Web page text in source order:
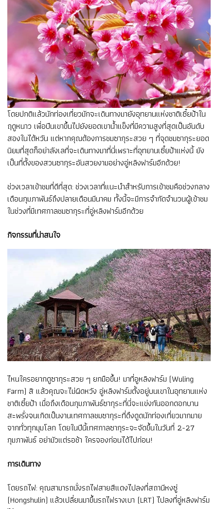
โดยปกติแล้วนักท่องเที่ยวมักจะเดินทางมายังอุทยานแห่งชาติเซี๋ยป้าใน
ฤดูหนาว เพื่อปีนเขาขึ้นไปยังยอดเขาน้ำแข็งที่มีความสูงที่สุดเป็นอันดับ
สองในไต้หวัน แต่หากคุณต้องการชมซากุระสวย ๆ ที่จุดชมซากุระยอด
นิยมที่สุดก็อย่าลังเลที่จะเดินทางมาที่นี่เพราะที่อุทยานเซี๋ยป้าแห่งนี้ ยัง
เป็นที่ตั้งของสวนซากุระอันสวยงามอย่างอู่หลิงฟาร์มอีกด้วย!
ช่วงเวลาเข้าชมที่ดีที่สุด: ช่วงเวลาที่แนะนำสำหรับการเข้าชมคือช่วงกลาง
เดือนกุมภาพันธ์ถึงปลายเดือนมีนาคม ทั้งนี้จะมีการจำกัดจำนวนผู้เข้าชม
ในช่วงที่มีเทศกาลชมซากุระที่อู่หลิงฟาร์มอีกด้วย
กิจกรรมที่น่าสนใจ
ไหนใครอยากดูซากุระสวย ๆ ยกมือขึ้น! มาที่อูหลิงฟาร์ม (Wuling
Farm) สิ แล้วคุณจะไม่ผิดหวัง อู่หลิงฟาร์มตั้งอยู่บนเขาในอุทยานแห่ง
ชาติเซี๋ยป้า เมื่อถึงเดือนกุมภาพันธ์ซากุระที่นี่จะแข่งกันออกดอกบาน
สะพรั่งจนเกิดเป็นงานเทศกาลชมซากุระที่ดึงดูดนักท่องเที่ยวมากมาย
จากทั่วทุกมุมโลก โดยในปีนี้เทศกาลซากุระจะจัดขึ้นในวันที่ 2-27
กุมภาพันธ์ อย่ามัวแต่รอช้า ใครจองก่อนได้ไปก่อน!
การเดินทาง
โดยรถไฟ: คุณสามารถนั่งรถไฟสายสีแดงไปลงที่สถานีหงซู่
(Hongshulin) แล้วเปลี่ยนมาขึ้นรถไฟรางเบา (LRT) ไปลงที่อู่หลิงฟาร์ม